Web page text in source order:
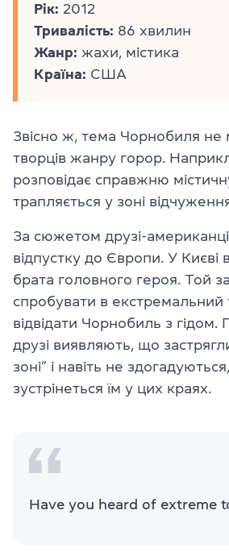
Рік: 2012
Тривалість: 86 хвилин
Жанр: жахи, містика
Країна: США
Звісно ж, тема Чорнобиля не
творців жанру горор.
розповідає справжню
трапляється у зоні
За сюжетом друзі-американці
відпустку до Європи. У Києві
брата головного героя. Той
спробувати в екстремальний
відвідати Чорнобиль з гідом.
друзі виявляють, що
зоні” і навіть не
зустрінеться їм у цих краях.
Have you heard of extreme